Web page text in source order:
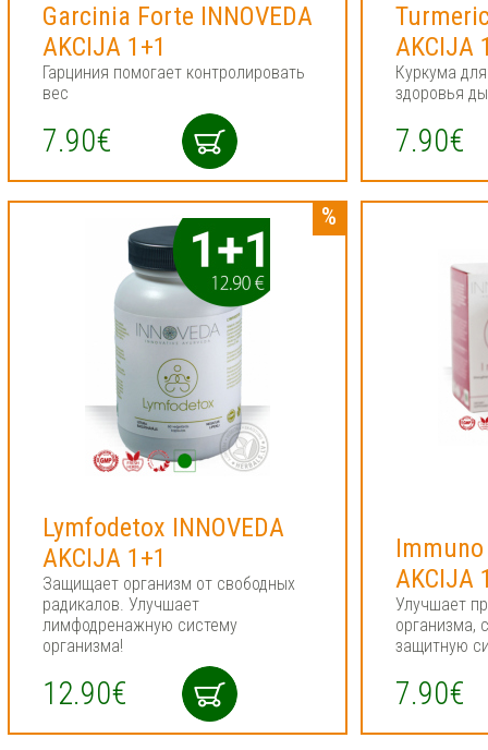
Garcinia Forte INNOVEDA
AKCIJA 1+1
Гарциния помогает контролировать
вес
7.90€
AKCIJA
Куркума
здоровья
7.90€
Lymfodetox INNOVEDA
AKCIJA 1+1
Защищает организм от свободных
радикалов. Улучшает
лимфодренажную систему
организма!
12.90€
Immuno
AKCIJA
Улучшает
организма,
защитную
7.90€